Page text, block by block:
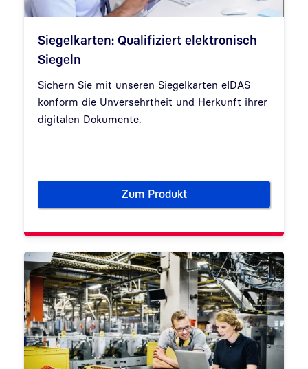
Siegelkarten: Qualifiziert elektronisch
Siegeln
Sichern Sie mit unseren Siegelkarten eIDAS
konform die Unversehrtheit und Herkunft ihrer
digitalen Dokumente.
Zum ProduktSiegelkarten: Qualifiziert